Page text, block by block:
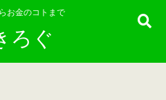
お金のコトまで
ろぐ